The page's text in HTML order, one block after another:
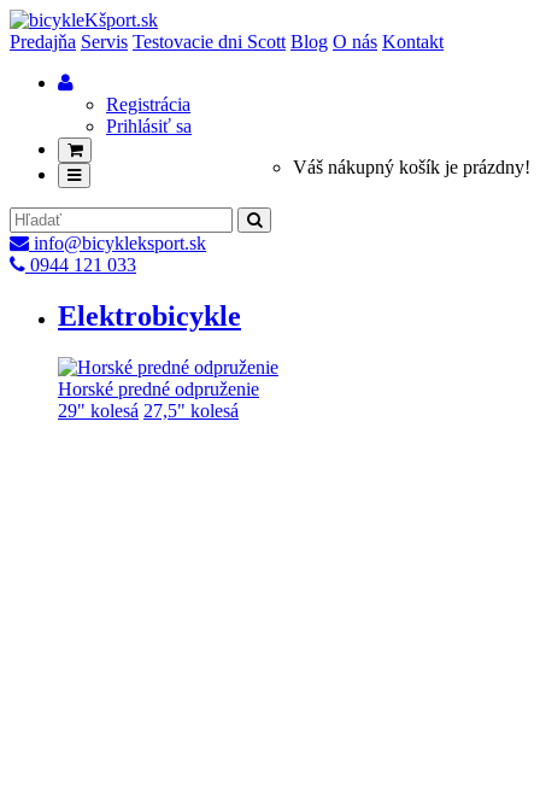
Predajňa Servis Testovacie dni Scott Blog O nás Kontakt
Registrácia
Prihlásiť sa
Váš nákupný košík je prázdny!
info@bicykleksport.sk
0944 121 033
Elektrobicykle
Horské predné odpruženie
29" kolesá 27,5" kolesá